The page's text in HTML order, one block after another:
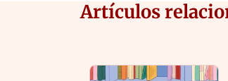
Artículos